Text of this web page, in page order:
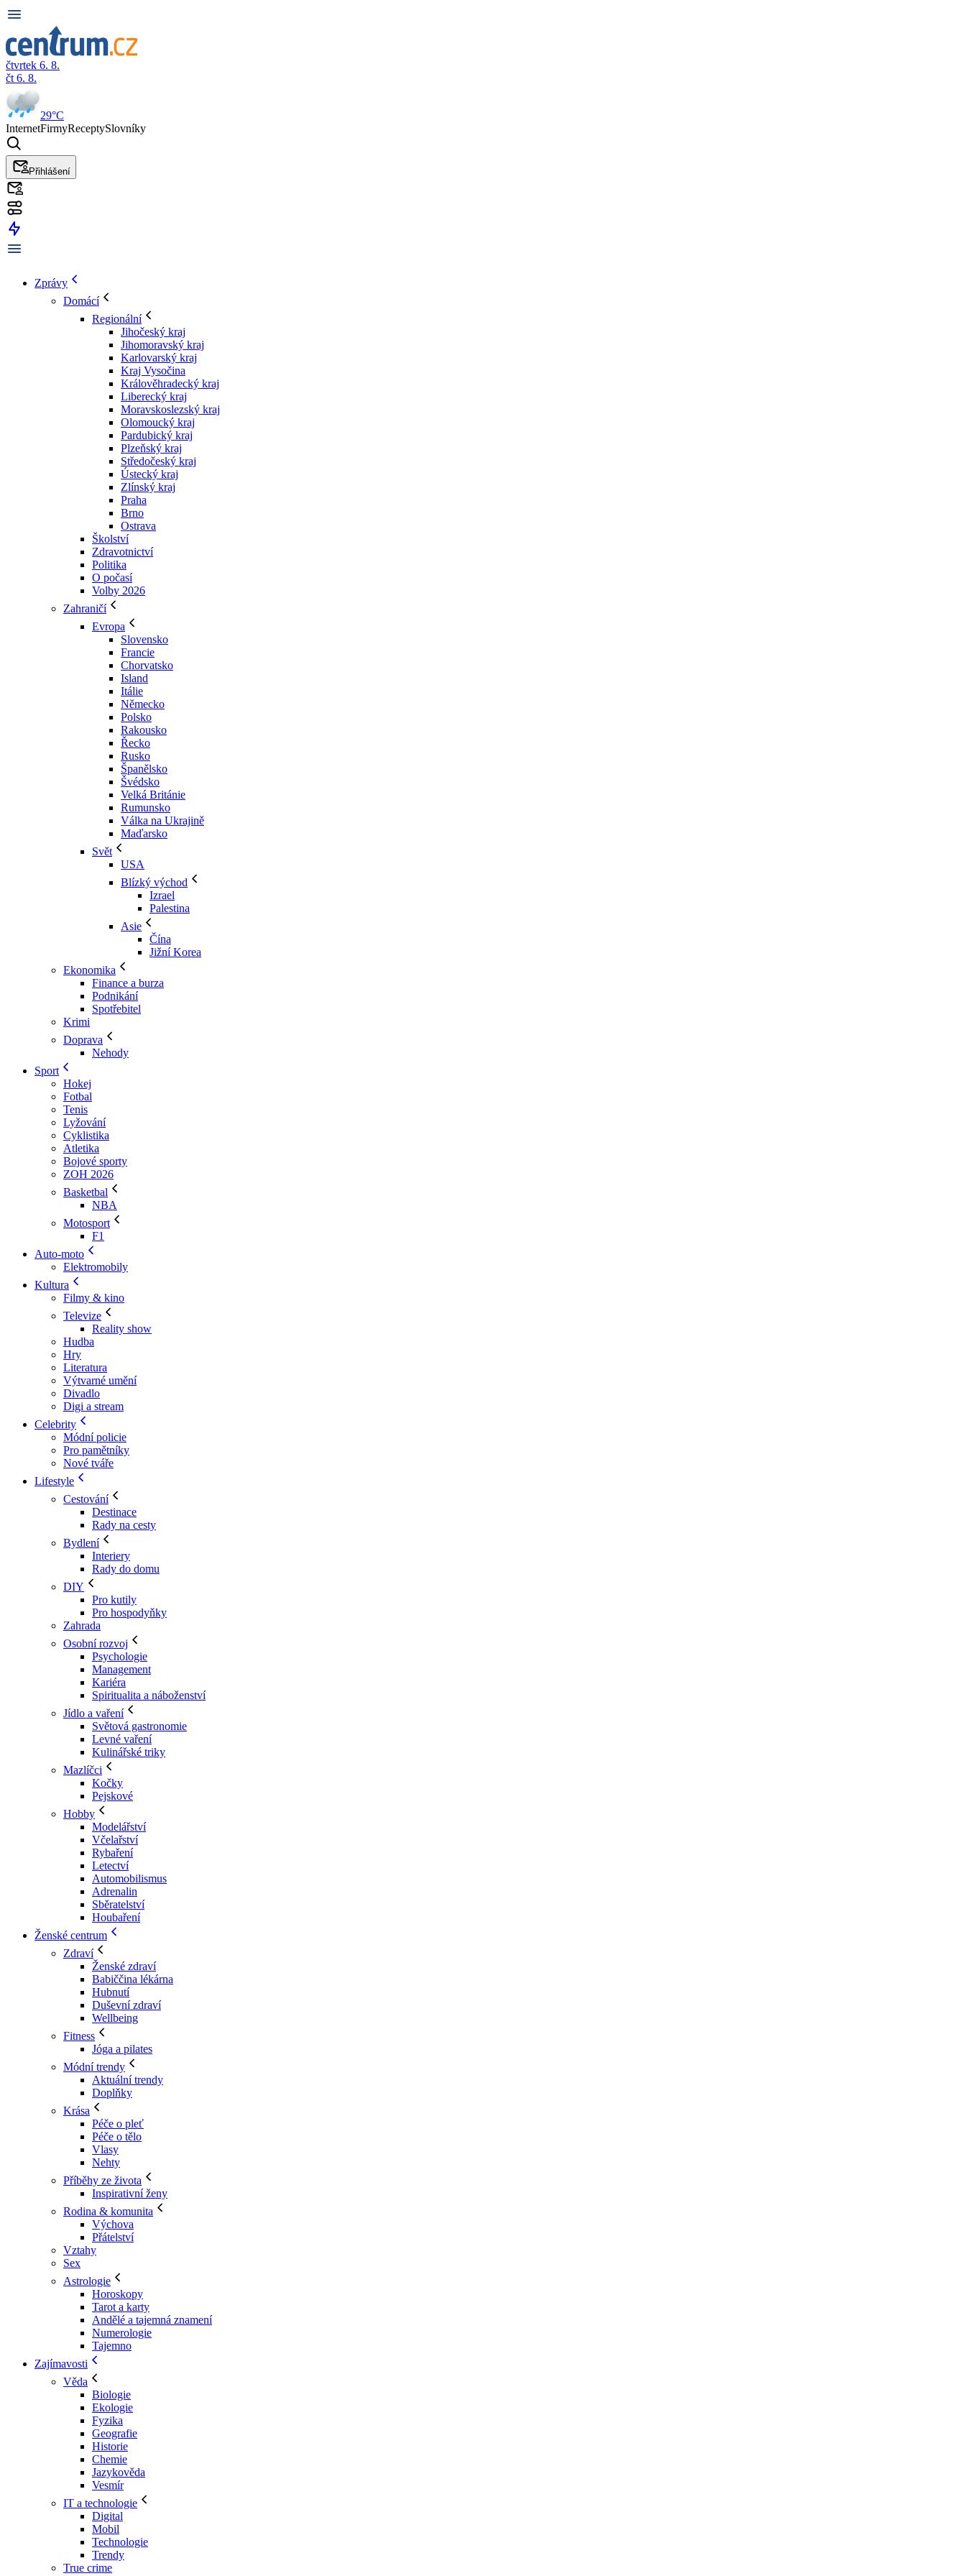
čtvrtek 6. 8.
čt 6. 8.
29°C
InternetFirmyReceptySlovníky
Přihlášení
Zprávy
Domácí
Regionální
Jihočeský kraj
Jihomoravský kraj
Karlovarský kraj
Kraj Vysočina
Králověhradecký kraj
Liberecký kraj
Moravskoslezský kraj
Olomoucký kraj
Pardubický kraj
Plzeňský kraj
Středočeský kraj
Ústecký kraj
Zlínský kraj
Praha
Brno
Ostrava
Školství
Zdravotnictví
Politika
O počasí
Volby 2026
Zahraničí
Evropa
Slovensko
Francie
Chorvatsko
Island
Itálie
Německo
Polsko
Rakousko
Řecko
Rusko
Španělsko
Švédsko
Velká Británie
Rumunsko
Válka na Ukrajině
Maďarsko
Svět
USA
Blízký východ
Izrael
Palestina
Asie
Čína
Jižní Korea
Ekonomika
Finance a burza
Podnikání
Spotřebitel
Krimi
Doprava
Nehody
Sport
Hokej
Fotbal
Tenis
Lyžování
Cyklistika
Atletika
Bojové sporty
ZOH 2026
Basketbal
NBA
Motosport
F1
Auto-moto
Elektromobily
Kultura
Filmy & kino
Televize
Reality show
Hudba
Hry
Literatura
Výtvarné umění
Divadlo
Digi a stream
Celebrity
Módní policie
Pro pamětníky
Nové tváře
Lifestyle
Cestování
Destinace
Rady na cesty
Bydlení
Interiery
Rady do domu
DIY
Pro kutily
Pro hospodyňky
Zahrada
Osobní rozvoj
Psychologie
Management
Kariéra
Spiritualita a náboženství
Jídlo a vaření
Světová gastronomie
Levné vaření
Kulinářské triky
Mazlíčci
Kočky
Pejskové
Hobby
Modelářství
Včelařství
Rybaření
Letectví
Automobilismus
Adrenalin
Sběratelství
Houbaření
Ženské centrum
Zdraví
Ženské zdraví
Babiččina lékárna
Hubnutí
Duševní zdraví
Wellbeing
Fitness
Jóga a pilates
Módní trendy
Aktuální trendy
Doplňky
Krása
Péče o pleť
Péče o tělo
Vlasy
Nehty
Příběhy ze života
Inspirativní ženy
Rodina & komunita
Výchova
Přátelství
Vztahy
Sex
Astrologie
Horoskopy
Tarot a karty
Andělé a tajemná znamení
Numerologie
Tajemno
Zajímavosti
Věda
Biologie
Ekologie
Fyzika
Geografie
Historie
Chemie
Jazykověda
Vesmír
IT a technologie
Digital
Mobil
Technologie
Trendy
True crime